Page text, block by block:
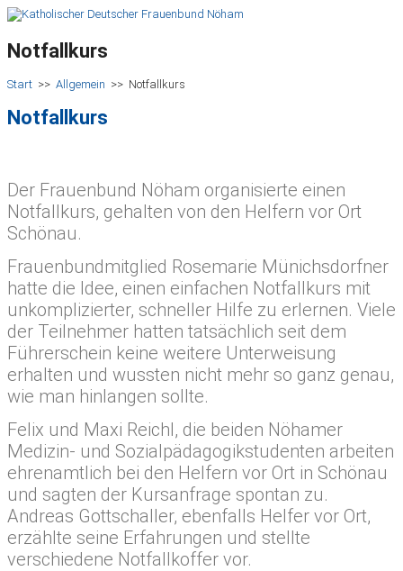
Notfallkurs
Start >> Allgemein >> Notfallkurs
Notfallkurs
Der Frauenbund Nöham organisierte einen
Notfallkurs, gehalten von den Helfern vor Ort
Schönau.
Frauenbundmitglied Rosemarie Münichsdorfner
hatte die Idee, einen einfachen Notfallkurs mit
unkomplizierter, schneller Hilfe zu erlernen. Viele
der Teilnehmer hatten tatsächlich seit dem
Führerschein keine weitere Unterweisung
erhalten und wussten nicht mehr so ganz genau,
wie man hinlangen sollte.
Felix und Maxi Reichl, die beiden Nöhamer
Medizin- und Sozialpädagogikstudenten arbeiten
ehrenamtlich bei den Helfern vor Ort in Schönau
und sagten der Kursanfrage spontan zu.
Andreas Gottschaller, ebenfalls Helfer vor Ort,
erzählte seine Erfahrungen und stellte
verschiedene Notfallkoffer vor.